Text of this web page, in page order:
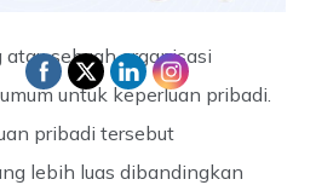
sebuah organisasi
untuk keperluan pribadi.
pribadi tersebut
lebih luas dibandingkan